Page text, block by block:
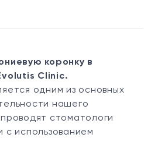
коронку в
Clinic.
одним из основных
нашего
стоматологи
с использованием